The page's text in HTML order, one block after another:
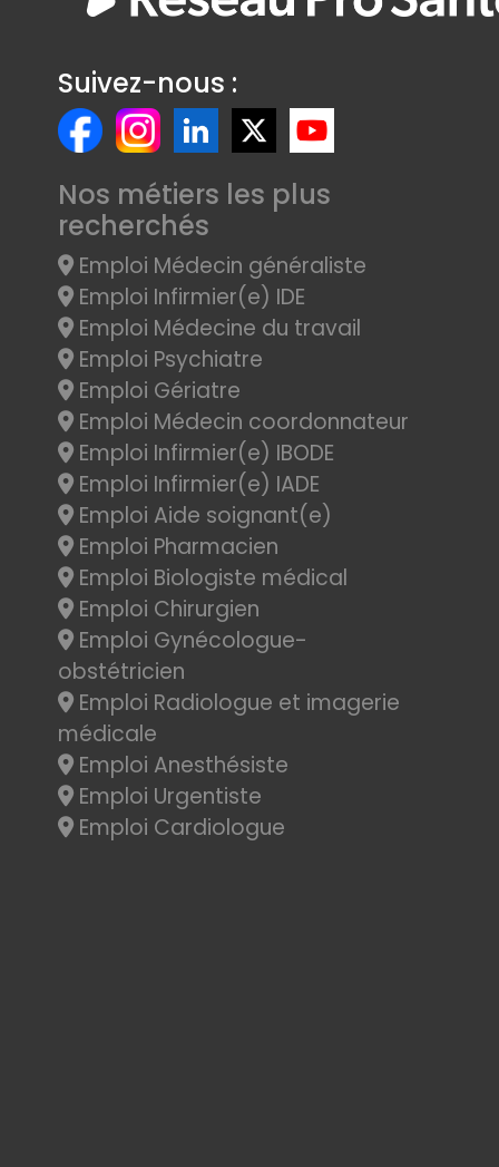
Suivez-nous :
Nos métiers les plus
recherchés
Emploi Médecin généraliste
Emploi Infirmier(e) IDE
Emploi Médecine du travail
Emploi Psychiatre
Emploi Gériatre
Emploi Médecin coordonnateur
Emploi Infirmier(e) IBODE
Emploi Infirmier(e) IADE
Emploi Aide soignant(e)
Emploi Pharmacien
Emploi Biologiste médical
Emploi Chirurgien
Emploi Gynécologue-
obstétricien
Emploi Radiologue et imagerie
médicale
Emploi Anesthésiste
Emploi Urgentiste
Emploi Cardiologue